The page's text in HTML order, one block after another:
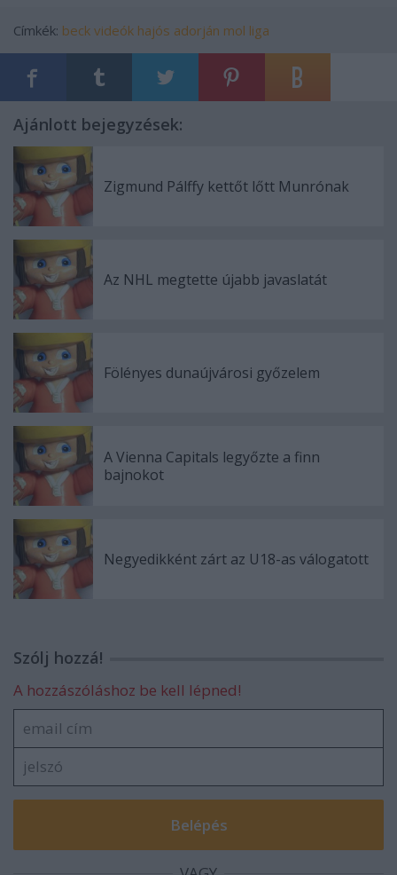
Címkék: beck videók hajós adorján mol liga
Ajánlott bejegyzések:
Zigmund Pálffy kettőt lőtt Munrónak
Az NHL megtette újabb javaslatát
Fölényes dunaújvárosi győzelem
A Vienna Capitals legyőzte a finn
bajnokot
Negyedikként zárt az U18-as válogatott
Szólj hozzá!
A hozzászóláshoz be kell lépned!